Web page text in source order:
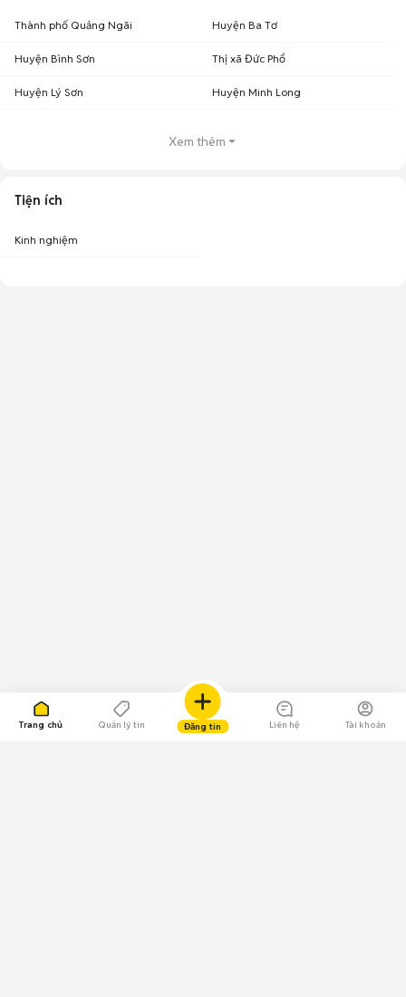
Trang chủ Quản lý tin Đăng tin Liên hệ Tài khoản
Thành phố Quảng Ngãi Huyện Ba Tơ
Huyện Bình Sơn Thị xã Đức Phổ
Huyện Lý Sơn Huyện Minh Long
Xem thêm
Tiện ích
Kinh nghiệm